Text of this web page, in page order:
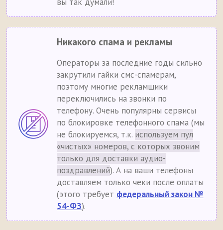
Никакого спама и рекламы
Операторы за последние годы сильно
закрутили гайки смс-спамерам,
поэтому многие рекламщики
переключились на звонки по
телефону. Очень популярны сервисы
по блокировке телефонного спама (мы
не блокируемся, т.к. используем пул
«чистых» номеров, с которых звоним
только для доставки аудио-
поздравлений). А на ваши телефоны
доставляем только чеки после оплаты
(этого требует федеральный закон №
54-ФЗ).